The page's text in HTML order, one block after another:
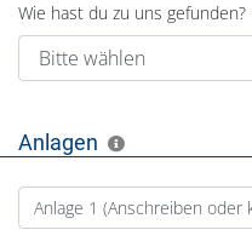
Wie hast du zu uns gefunden?
Anlagen
Anlage 1 (Anschreiben